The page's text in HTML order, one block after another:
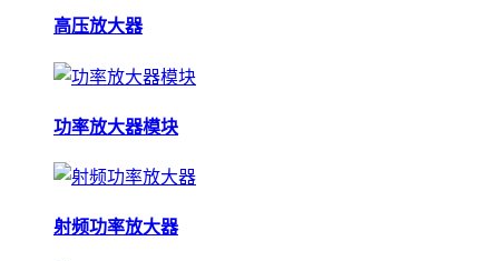
高压放大器
功率放大器模块
射频功率放大器